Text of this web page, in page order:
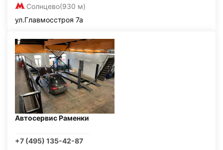
Солнцево(930 м)
ул.Главмосстроя 7а
Автосервис Раменки
+7 (495) 135-42-87